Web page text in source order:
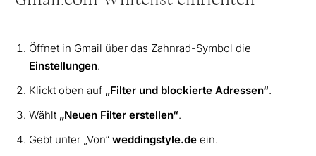
Öffnet in Gmail über das Zahnrad-Symbol die
Einstellungen.
Klickt oben auf „Filter und blockierte Adressen“.
Wählt „Neuen Filter erstellen“.
Gebt unter „Von“ weddingstyle.de ein.